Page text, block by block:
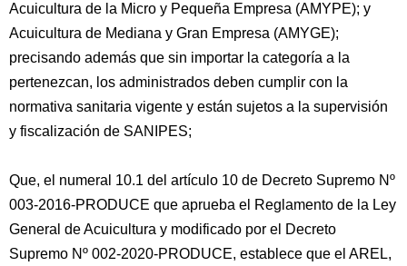
Acuicultura de la Micro y Pequeña Empresa (AMYPE); y
Acuicultura de Mediana y Gran Empresa (AMYGE);
precisando además que sin importar la categoría a la
pertenezcan, los administrados deben cumplir con la
normativa sanitaria vigente y están sujetos a la supervisión
y fiscalización de SANIPES;
Que, el numeral 10.1 del artículo 10 de Decreto Supremo Nº
003-2016-PRODUCE que aprueba el Reglamento de la Ley
General de Acuicultura y modificado por el Decreto
Supremo Nº 002-2020-PRODUCE, establece que el AREL,